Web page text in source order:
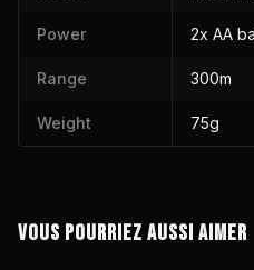
Power 2x AA
Range 300m
Weight 75g
VOUS POURRIEZ AUSSI AIMER